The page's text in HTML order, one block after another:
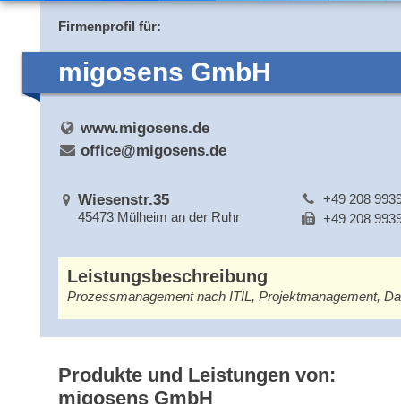
Firmenprofil für:
migosens GmbH
www.migosens.de
office@migosens.de
Wiesenstr.35
45473 Mülheim an der Ruhr
+49 208
+49 208
Leistungsbeschreibung
Prozessmanagement nach ITIL, Projektmanagement,
Produkte und Leistungen von:
migosens GmbH